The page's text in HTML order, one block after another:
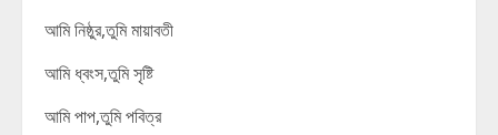
আমি নিষ্ঠুর,তুমি মায়াবতী
আমি ধ্বংস,তুমি সৃষ্টি
আমি পাপ,তুমি পবিত্র